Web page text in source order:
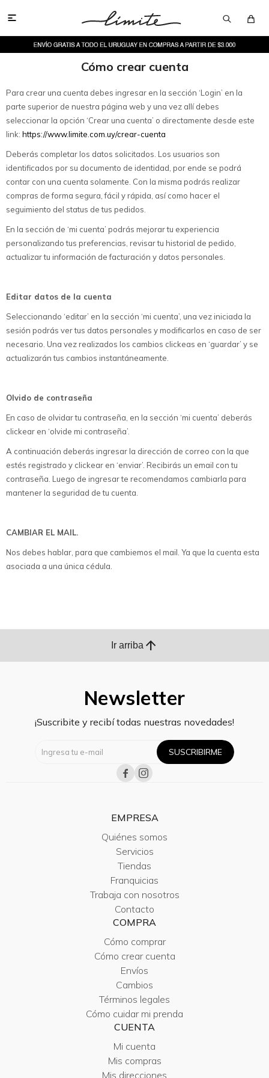

Cómo crear cuenta
Para crear una cuenta debes ingresar en la sección ‘Login’ en la
parte superior de nuestra página web y una vez allí debes
seleccionar la opción ‘Crear una cuenta’ o directamente desde este
link: https://www.limite.com.uy/crear-cuenta
Deberás completar los datos solicitados. Los usuarios son
identificados por su documento de identidad, por ende se podrá
contar con una cuenta solamente. Con la misma podrás realizar
compras de forma segura, fácil y rápida, así como hacer el
seguimiento del status de tus pedidos.
En la sección de ‘mi cuenta’ podrás mejorar tu experiencia
personalizando tus preferencias, revisar tu historial de pedido,
actualizar tu información de facturación y datos personales.
Editar datos de la cuenta
Seleccionando ‘editar’ en la sección ‘mi cuenta’, una vez iniciada la
sesión podrás ver tus datos personales y modificarlos en caso de ser
necesario. Una vez realizados los cambios clickeas en ‘guardar’ y se
actualizarán tus cambios instantáneamente.
Olvido de contraseña
En caso de olvidar tu contraseña, en la sección ‘mi cuenta’ deberás
clickear en ‘olvide mi contraseña’.
A continuación deberás ingresar la dirección de correo con la que
estés registrado y clickear en ‘enviar’. Recibirás un email con tu
contraseña. Luego de ingresar te recomendamos cambiarla para
mantener la seguridad de tu cuenta.
CAMBIAR EL MAIL.
Nos debes hablar, para que cambiemos el mail. Ya que la cuenta esta
asociada a una única cédula.
Ir arriba arrow_upward
Newsletter
¡Suscribite y recibí todas nuestras novedades!
SUSCRIBIRME
 
EMPRESA
Quiénes somos
Servicios
Tiendas
Franquicias
Trabaja con nosotros
Contacto
COMPRA
Cómo comprar
Cómo crear cuenta
Envíos
Cambios
Términos legales
Cómo cuidar mi prenda
CUENTA
Mi cuenta
Mis compras
Mis direcciones